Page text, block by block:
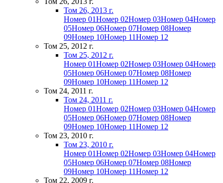
Том 26, 2013 г.
Номер 01Номер 02Номер 03Номер 04Номер
05Номер 06Номер 07Номер 08Номер
09Номер 10Номер 11Номер 12
Том 25, 2012 г.
Том 25, 2012 г.
Номер 01Номер 02Номер 03Номер 04Номер
05Номер 06Номер 07Номер 08Номер
09Номер 10Номер 11Номер 12
Том 24, 2011 г.
Том 24, 2011 г.
Номер 01Номер 02Номер 03Номер 04Номер
05Номер 06Номер 07Номер 08Номер
09Номер 10Номер 11Номер 12
Том 23, 2010 г.
Том 23, 2010 г.
Номер 01Номер 02Номер 03Номер 04Номер
05Номер 06Номер 07Номер 08Номер
09Номер 10Номер 11Номер 12
Том 22, 2009 г.